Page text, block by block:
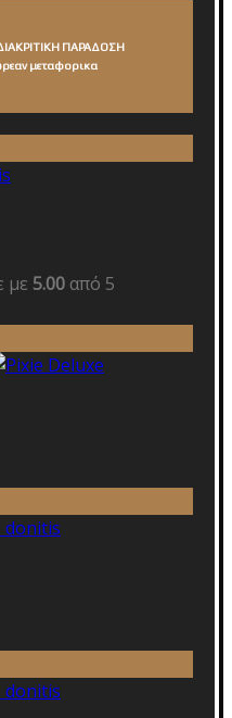
ΠΑΡΑΔΟΣΗ
με 5.00 από 5